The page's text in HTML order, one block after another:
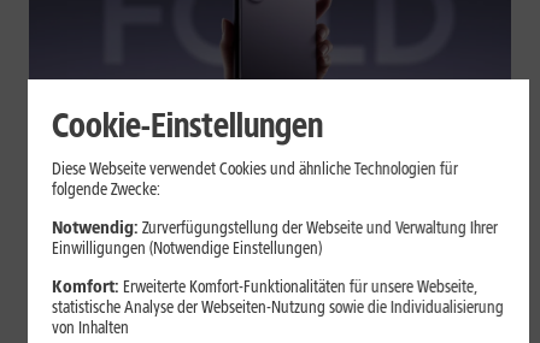
Tests & Vergleiche
Galaxy Z Fold7 oder Fold8: Was
sich beim neuen Foldable geändert
Kompakteres Format, neuer Chip, größerer Akku: Das Galaxy Z
Cookie-Einstellungen
Diese Webseite verwendet Cookies und ähnliche Technologien für
folgende Zwecke:
Notwendig: Zurverfügungstellung der Webseite und Verwaltung Ihrer
Einwilligungen (Notwendige Einstellungen)
Komfort: Erweiterte Komfort-Funktionalitäten für unsere Webseite,
statistische Analyse der Webseiten-Nutzung sowie die Individualisierung
von Inhalten